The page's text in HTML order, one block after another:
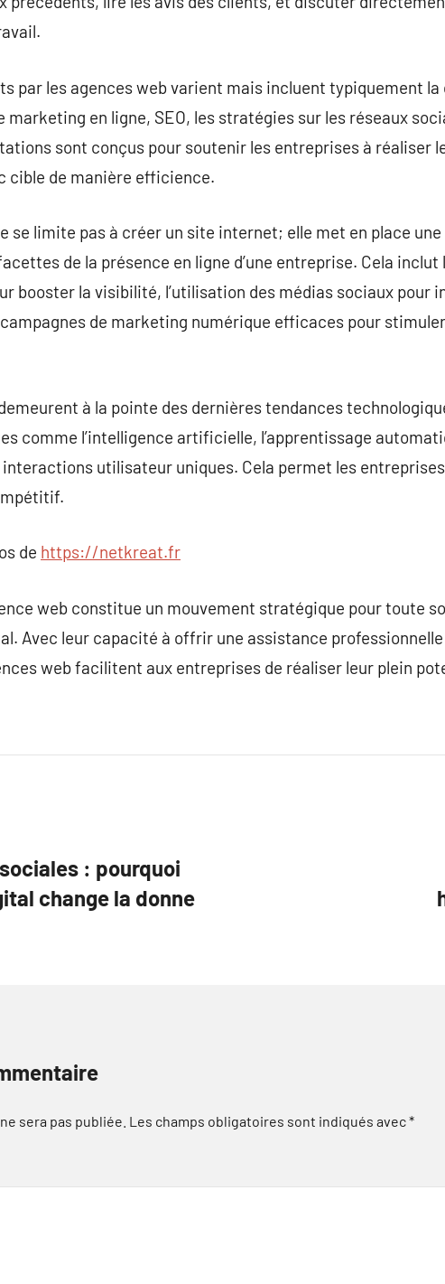
par les agences web varient mais incluent typiquement
marketing en ligne, SEO, les stratégies sur les réseaux
sont conçus pour soutenir les entreprises à réaliser
cible de manière efficience.
se limite pas à créer un site internet; elle met en place
de la présence en ligne d’une entreprise. Cela
booster la visibilité, l’utilisation des médias sociaux pour
de marketing numérique efficaces pour
à la pointe des dernières tendances
comme l’intelligence artificielle, l’apprentissage
utilisateur uniques. Cela permet les
de https://netkreat.fr
web constitue un mouvement stratégique pour toute
Avec leur capacité à offrir une assistance
web facilitent aux entreprises de réaliser leur plein
: pourquoi
change la donne
sera pas publiée. Les champs obligatoires sont indiqués avec*